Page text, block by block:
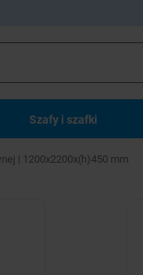
Szafy i szafki
| 1200x2200x(h)450 mm